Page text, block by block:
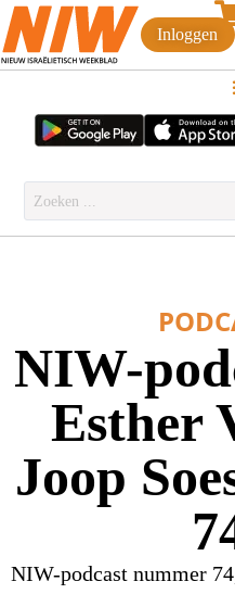
Inloggen
NIW-
Esther
Joop
NIW-podcast nummer